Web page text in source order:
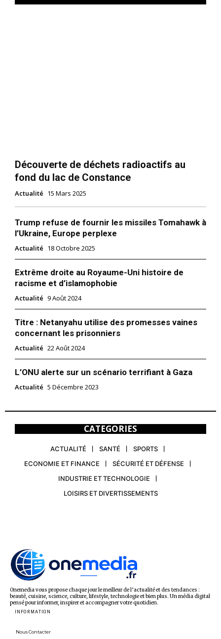
Découverte de déchets radioactifs au
fond du lac de Constance
Actualité 15 Mars 2025
Trump refuse de fournir les missiles Tomahawk à
l’Ukraine, Europe perplexe
Actualité 18 Octobre 2025
Extrême droite au Royaume-Uni histoire de
racisme et d’islamophobie
Actualité 9 Août 2024
Titre : Netanyahu utilise des promesses vaines
concernant les prisonniers
Actualité 22 Août 2024
L’ONU alerte sur un scénario terrifiant à Gaza
Actualité 5 Décembre 2023
CATEGORIES
ACTUALITÉ SANTÉ
SPORTS
ECONOMIE ET FINANCE
SÉCURITÉ ET DÉFENSE
INDUSTRIE ET TECHNOLOGIE
LOISIRS ET DIVERTISSEMENTS
Onemedia vous propose chaque jour le meilleur de l’actualité et des tendances :
beauté, cuisine, science, culture, lifestyle, technologie et bien plus. Un média digital
pensé pour informer, inspirer et accompagner votre quotidien.
INFORMATION
Nous Contacter